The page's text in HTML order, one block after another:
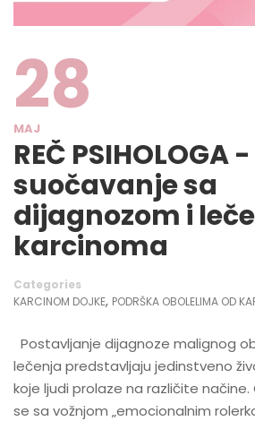
28
MAJ
REČ PSIHOLOGA -
suočavanje sa
dijagnozom i
karcinoma
Categories
KARCINOM DOJKE, PODRŠKA OBOLELIMA OD
Postavljanje dijagnoze malignog
lečenja predstavljaju jedinstveno
koje ljudi prolaze na različite
se sa vožnjom „emocionalnim